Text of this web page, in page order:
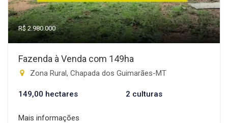
R$ 2.980.000
Fazenda à Venda com 149ha
Zona Rural, Chapada dos Guimarães-MT
149,00 hectares 2 culturas
Mais informações